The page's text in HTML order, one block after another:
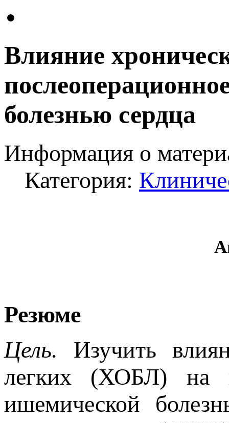
Влияние
болезнью сердца
Информация о
Категория:
Резюме
Цель. Изучить
легких (ХОБЛ) на
ишемической